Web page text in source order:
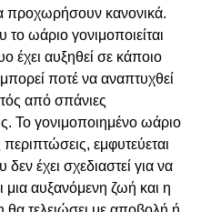
προχωρήσουν κανονικά.
ωάριο γονιμοποιείται
έχει αυξηθεί σε κάποιο
ποτέ να αναπτυχθεί
από σπάνιες
Το γονιμοποιημένο ωάριο
περιπτώσεις, εμφυτεύεται
έχει σχεδιαστεί για να
μια αυξανόμενη ζωή και η